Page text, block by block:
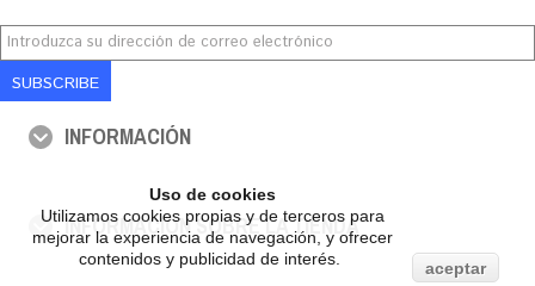
SUBSCRIBE
INFORMACIÓN
INFORMACIÓN SOBRE LA TIENDA
Uso de cookies
Utilizamos cookies propias y de terceros para
mejorar la experiencia de navegación, y ofrecer
contenidos y publicidad de interés.
aceptar